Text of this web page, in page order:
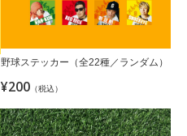
野球ステッカー（全22種／ランダム）
¥200 （税込）